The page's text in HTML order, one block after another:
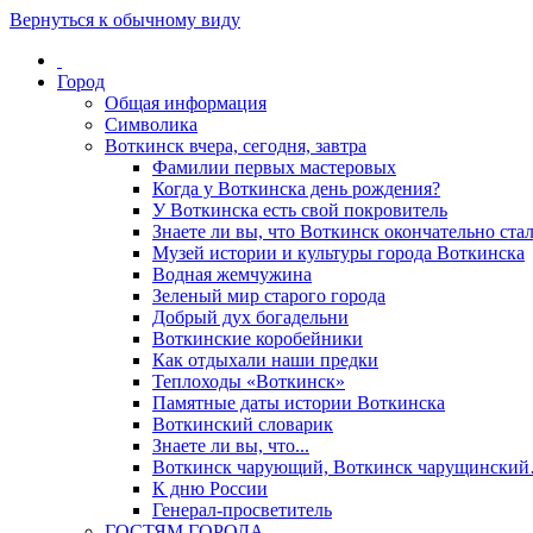
Вернуться к обычному виду
Город
Общая информация
Символика
Воткинск вчера, сегодня, завтра
Фамилии первых мастеровых
Когда у Воткинска день рождения?
У Воткинска есть свой покровитель
Знаете ли вы, что Воткинск окончательно
Музей истории и культуры города Воткинска
Водная жемчужина
Зеленый мир старого города
Добрый дух богадельни
Воткинские коробейники
Как отдыхали наши предки
Теплоходы «Воткинск»
Памятные даты истории Воткинска
Воткинский словарик
Знаете ли вы, что...
Воткинск чарующий, Воткинск
К дню России
Генерал-просветитель